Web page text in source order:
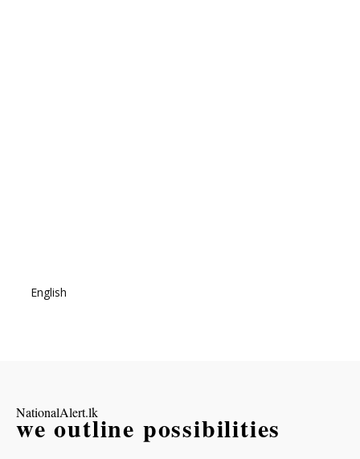
English
NationalAlert.lk
we outline possibilities